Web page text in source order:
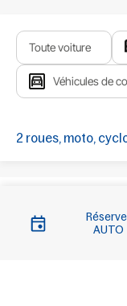
Toute voiture
Véhicules de
2 roues, moto,
AUTO